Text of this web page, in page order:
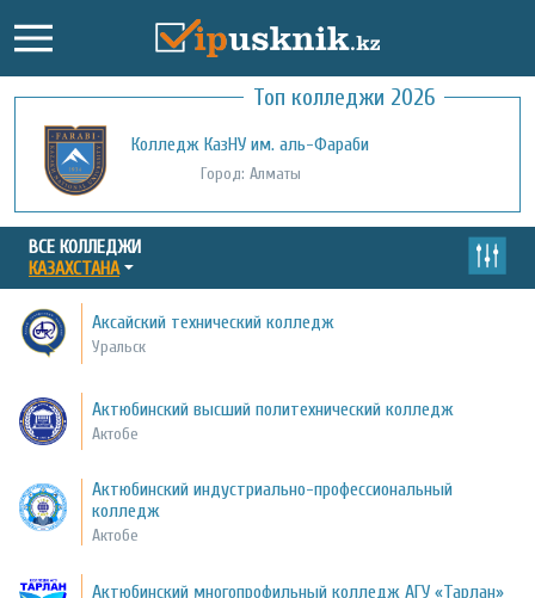
Топ колледжи 2026
Колледж КазНУ им. аль-Фараби
Город: Алматы
ВСЕ КОЛЛЕДЖИ
КАЗАХСТАНА
Аксайский технический колледж
Уральск
Актюбинский высший политехнический колледж
Актобе
Актюбинский индустриально-профессиональный
колледж
Актобе
Актюбинский многопрофильный колледж АГУ «Тарлан»